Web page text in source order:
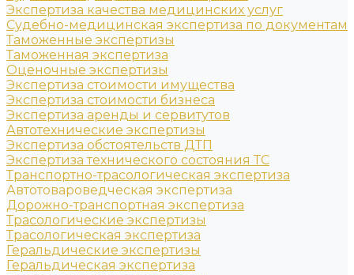
Экспертиза качества медицинских услуг
Судебно-медицинская экспертиза по документам
Таможенные экспертизы
Таможенная экспертиза
Оценочные экспертизы
Экспертиза стоимости имущества
Экспертиза стоимости бизнеса
Экспертиза аренды и сервитутов
Автотехнические экспертизы
Экспертиза обстоятельств ДТП
Экспертиза технического состояния ТС
Транспортно-трасологическая экспертиза
Автотовароведческая экспертиза
Дорожно-транспортная экспертиза
Трасологические экспертизы
Трасологическая экспертиза
Геральдические экспертизы
Геральдическая экспертиза